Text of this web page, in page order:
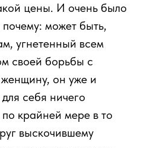
цены. И очень было
может быть,
угнетенный всем
своей борьбы с
он уже и
себя ничего
крайней мере в то
выскочившему